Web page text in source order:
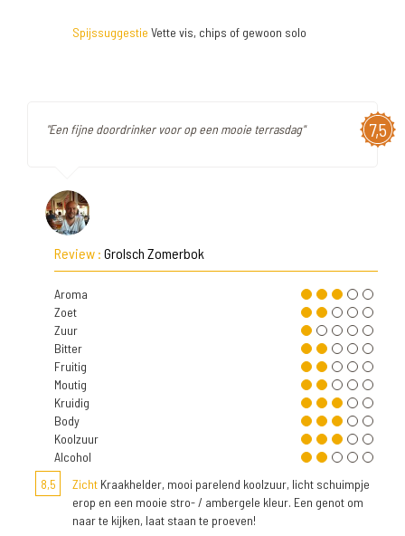
Spijssuggestie Vette vis, chips of gewoon solo
7,5
"Een fijne doordrinker voor op een mooie terrasdag"
Review : Grolsch Zomerbok
Aroma
Zoet
Zuur
Bitter
Fruitig
Moutig
Kruidig
Body
Koolzuur
Alcohol
8,5
Zicht Kraakhelder, mooi parelend koolzuur, licht schuimpje
erop en een mooie stro- / ambergele kleur. Een genot om
naar te kijken, laat staan te proeven!